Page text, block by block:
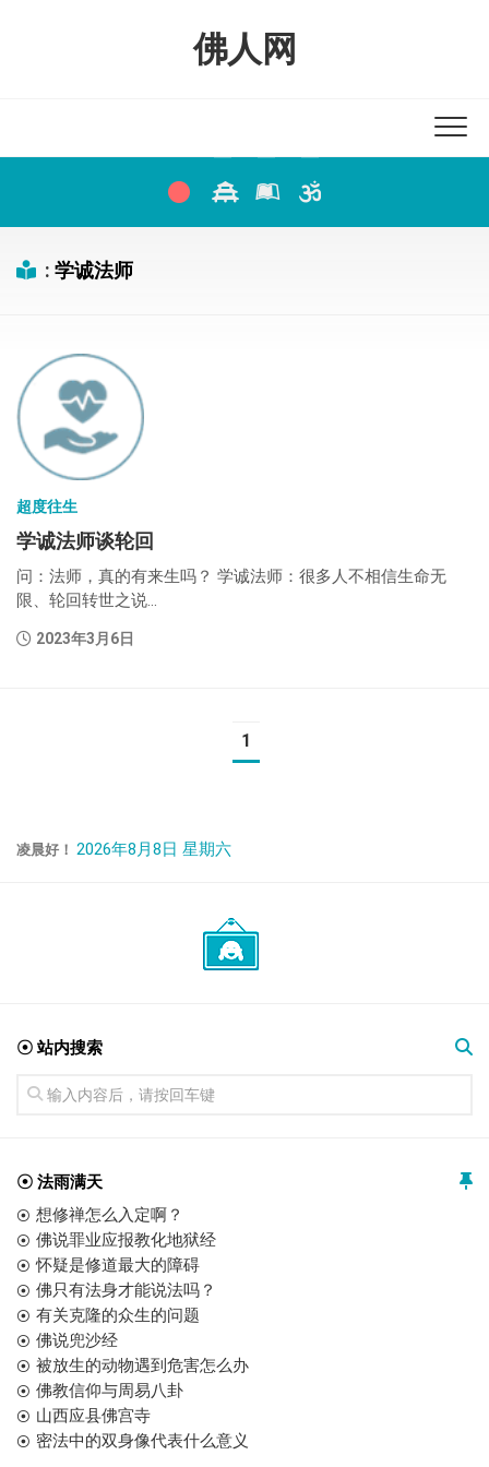
佛人网
: 学诚法师
超度往生
学诚法师谈轮回
问：法师，真的有来生吗？ 学诚法师：很多人不相信生命无
限、轮回转世之说...
2023年3月6日
1
凌晨好！ 2026年8月8日 星期六
☉ 站内搜索
☉ 法雨满天
想修禅怎么入定啊？
佛说罪业应报教化地狱经
怀疑是修道最大的障碍
佛只有法身才能说法吗？
有关克隆的众生的问题
佛说兜沙经
被放生的动物遇到危害怎么办
佛教信仰与周易八卦
山西应县佛宫寺
密法中的双身像代表什么意义